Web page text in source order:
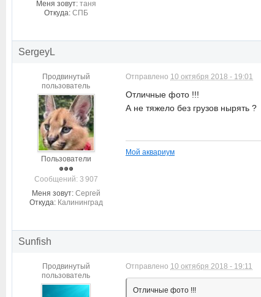
Меня зовут: таня
Откуда: СПБ
SergeyL
Продвинутый
пользователь
Пользователи
Cообщений: 3 907
Меня зовут: Сергей
Откуда: Калининград
Отправлено 10 октября 2018 - 19:01
Отличные фото !!!
А не тяжело без грузов нырять ?
Мой аквариум
Sunfish
Продвинутый
пользователь
Отправлено 10 октября 2018 - 19:11
Отличные фото !!!